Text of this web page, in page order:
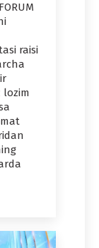
raisi
lozim